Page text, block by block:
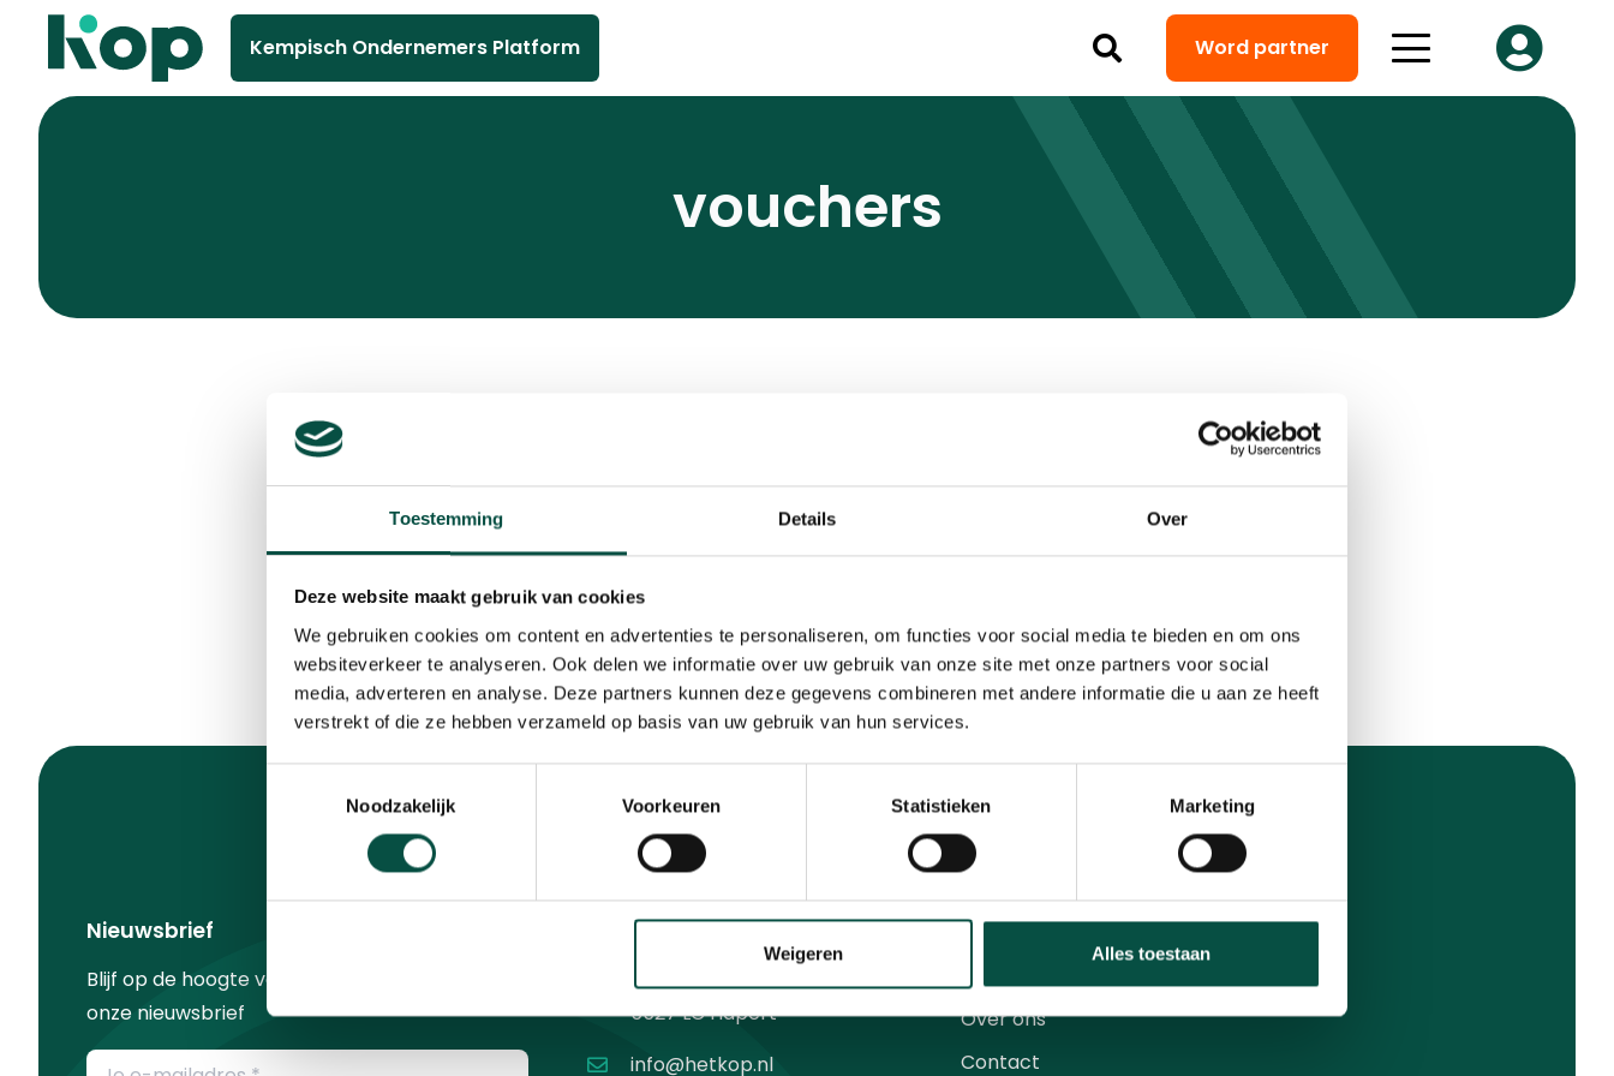
Toestemming Details Over
Deze website maakt gebruik van cookies
We gebruiken cookies om content en advertenties te personaliseren, om functies voor social media te bieden en om ons
websiteverkeer te analyseren. Ook delen we informatie over uw gebruik van onze site met onze partners voor social
media, adverteren en analyse. Deze partners kunnen deze gegevens combineren met andere informatie die u aan ze heeft
verstrekt of die ze hebben verzameld op basis van uw gebruik van hun services.
Noodzakelijk
Voorkeuren Statistieken Marketing
Weigeren Alles toestaan
Kempisch Ondernemers Platform Word partner
vouchers
Nieuwsbrief
Blijf op de hoogte van alle ontwikkelingen met
onze nieuwsbrief
E-
Contact
Diamantweg 10
5527 LC Hapert
info@hetkop.nl
Menu
Over ons
Contact